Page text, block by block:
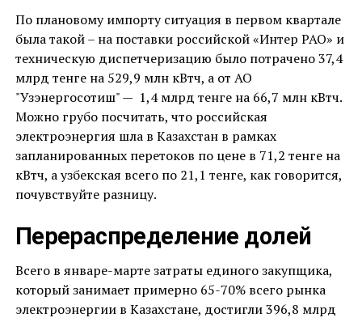
По плановому импорту ситуация в первом квартале
была такой – на поставки российской «Интер РАО» и
техническую диспетчеризацию было потрачено 37,4
млрд тенге на 529,9 млн кВтч, а от АО
"Узэнергосотиш" — 1,4 млрд тенге на 66,7 млн кВтч.
Можно грубо посчитать, что российская
электроэнергия шла в Казахстан в рамках
запланированных перетоков по цене в 71,2 тенге на
кВтч, а узбекская всего по 21,1 тенге, как говорится,
почувствуйте разницу.
Перераспределение долей
Всего в январе-марте затраты единого закупщика,
который занимает примерно 65-70% всего рынка
электроэнергии в Казахстане, достигли 396,8 млрд